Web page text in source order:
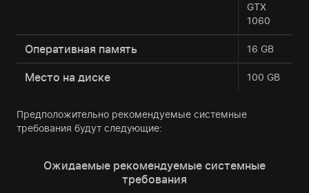
GTX
1060
Оперативная память 16 GB
Место на диске 100 GB
Предположительно рекомендуемые системные
требования будут следующие:
Ожидаемые рекомендуемые системные
требования